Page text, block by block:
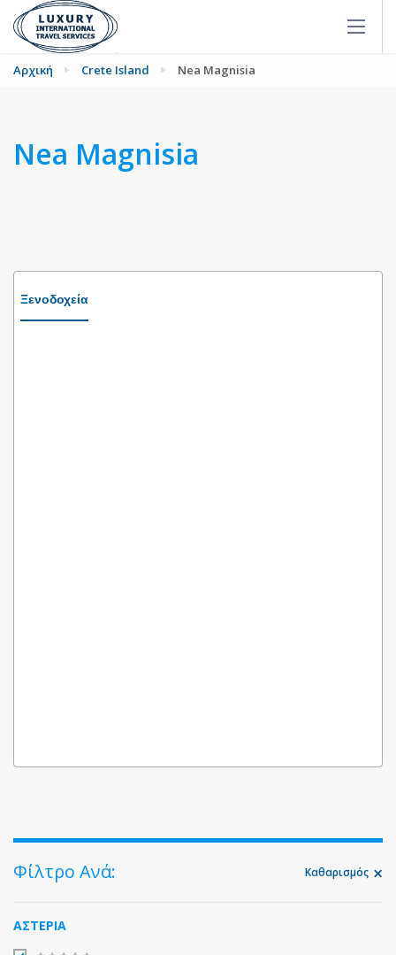
Αρχική Crete Island Nea Magnisia
Nea Magnisia
Ξενοδοχεία
Φίλτρο Ανά: Καθαρισμός
ΑΣΤΕΡΙΑ